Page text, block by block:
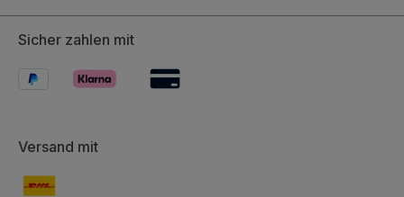
Sicher zahlen mit
Versand mit